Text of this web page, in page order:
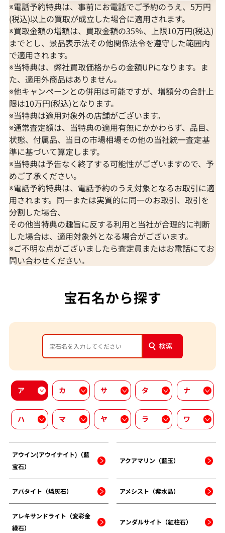
※電話予約特典は、事前にお電話でご予約のうえ、5万円
(税込)以上の買取が成立した場合に適用されます。
※買取金額の増額は、買取金額の35％、上限10万円(税込)
までとし、景品表示法その他関係法令を遵守した範囲内
で適用されます。
※当特典は、弊社買取価格からの金額UPになります。ま
た、適用外商品はありません。
※他キャンペーンとの併用は可能ですが、増額分の合計上
限は10万円(税込)となります。
※当特典は適用対象外の店舗がございます。
※通常査定額は、当特典の適用有無にかかわらず、品目、
状態、付属品、当日の市場相場その他の当社統一査定基
準に基づいて算定します。
※当特典は予告なく終了する可能性がございますので、予
めご了承ください。
※電話予約特典は、電話予約のうえ対象となるお取引に適
用されます。同一または実質的に同一のお取引、取引を
分割した場合、
その他当特典の趣旨に反する利用と当社が合理的に判断
した場合は、適用対象外となる場合がございます。
※ご不明な点がございましたら査定員またはお電話にてお
問い合わせください。
宝石名から探す
検索
ア カ サ タ ナ
ハ マ ヤ ラ ワ
アウイン(アウイナイト)（藍
宝石）
アクアマリン（藍玉）
アパタイト（燐灰石） アメシスト（紫水晶）
アレキサンドライト（変彩金
緑石）
アンダルサイト（紅柱石）